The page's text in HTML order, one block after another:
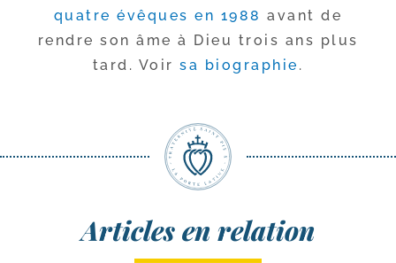
quatre évêques en 1988 avant de
rendre son âme à Dieu trois ans plus
tard. Voirsa bio­gra­phie .
Articles en relation